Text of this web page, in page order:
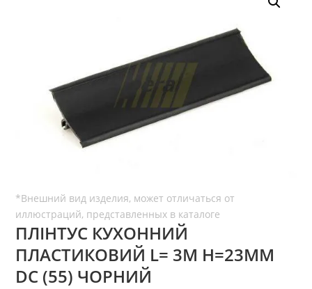
ПЛІНТУС КУХОННИЙ
ПЛАСТИКОВИЙ L= 3М H=23ММ
DC (55) ЧОРНИЙ